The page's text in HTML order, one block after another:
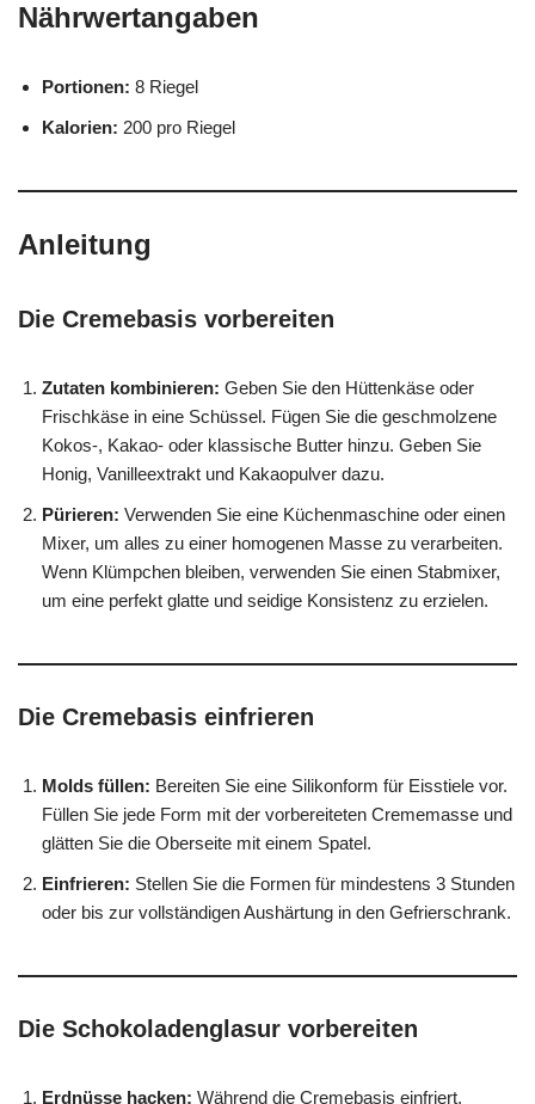
Nährwertangaben
Portionen: 8 Riegel
Kalorien: 200 pro Riegel
Anleitung
Die Cremebasis vorbereiten
Zutaten kombinieren: Geben Sie den Hüttenkäse oder
Frischkäse in eine Schüssel. Fügen Sie die geschmolzene
Kokos-, Kakao- oder klassische Butter hinzu. Geben Sie
Honig, Vanilleextrakt und Kakaopulver dazu.
Pürieren: Verwenden Sie eine Küchenmaschine oder einen
Mixer, um alles zu einer homogenen Masse zu verarbeiten.
Wenn Klümpchen bleiben, verwenden Sie einen Stabmixer,
um eine perfekt glatte und seidige Konsistenz zu erzielen.
Die Cremebasis einfrieren
Molds füllen: Bereiten Sie eine Silikonform für Eisstiele vor.
Füllen Sie jede Form mit der vorbereiteten Crememasse und
glätten Sie die Oberseite mit einem Spatel.
Einfrieren: Stellen Sie die Formen für mindestens 3 Stunden
oder bis zur vollständigen Aushärtung in den Gefrierschrank.
Die Schokoladenglasur vorbereiten
Erdnüsse hacken: Während die Cremebasis einfriert,